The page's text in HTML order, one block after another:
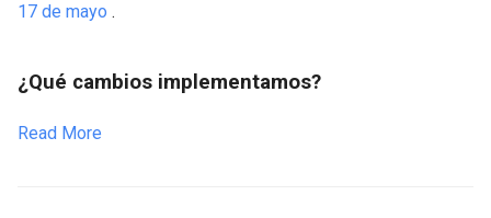
17 de mayo .
¿Qué cambios implementamos?
Read More